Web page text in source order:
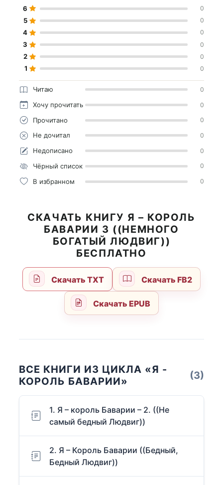
6 0
5 0
4 0
3 0
2 0
1 0
Читаю 0
Хочу прочитать 0
Прочитано 0
Не дочитал 0
Недописано 0
Чёрный список 0
В избранном 0
СКАЧАТЬ КНИГУ Я – КОРОЛЬ
БАВАРИИ 3 ((НЕМНОГО
БОГАТЫЙ ЛЮДВИГ))
БЕСПЛАТНО
Скачать TXT Скачать FB2
Скачать EPUB
ВСЕ КНИГИ ИЗ ЦИКЛА «Я -
КОРОЛЬ БАВАРИИ»
(3)
1. Я – король Баварии – 2. ((Не
самый бедный Людвиг))
2. Я – Король Баварии ((Бедный,
Бедный Людвиг))